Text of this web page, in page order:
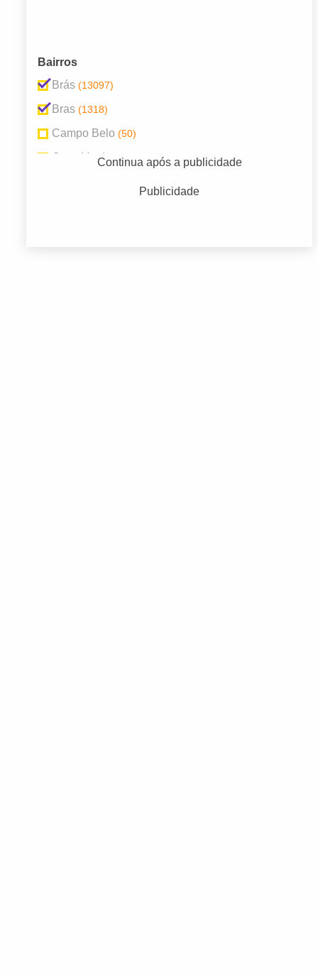
Bairros
Brás (13097)
Bras (1318)
Campo Belo (50)
Casa Verde(39)
Continua após a publicidade
Publicidade